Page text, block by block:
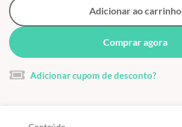
Adicionar ao carrinho
Comprar agora
Adicionar cupom de desconto?